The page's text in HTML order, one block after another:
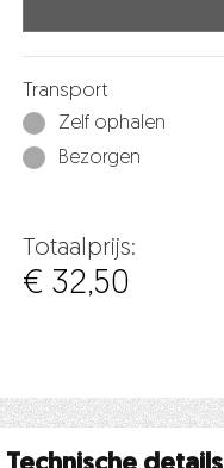
Transport
Zelf ophalen
Bezorgen
Totaalprijs:
€ 32,50